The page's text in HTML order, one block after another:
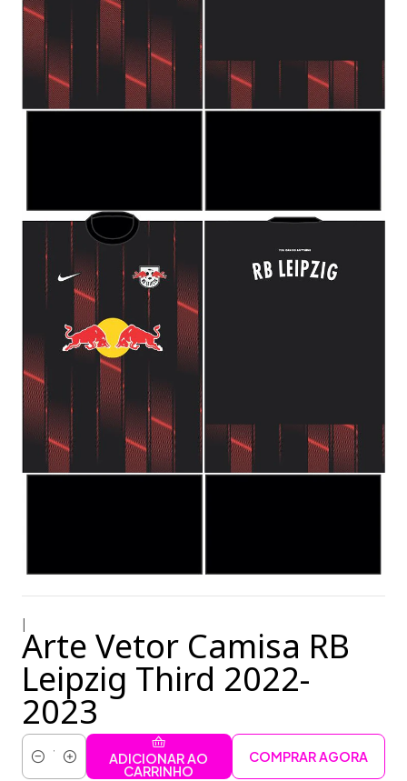
Arte Vetor Camisa RB
Leipzig Third 2022-
2023
Quantidade
ADICIONAR AO
CARRINHO
COMPRAR AGORA